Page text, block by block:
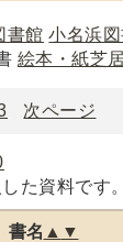
書館 小名浜
絵本・紙芝
次ページ
た資料です。
書名 ▲ ▼